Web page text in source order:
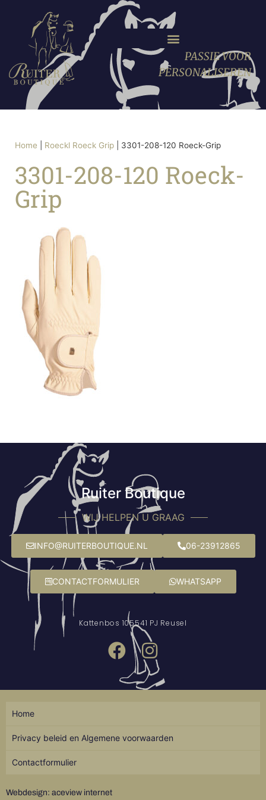
PASSIE VOOR
PERSONALISEREN
Home Roeckl Roeck Grip 3301-208-120 Roeck-Grip
3301-208-120 Roeck-
Grip
Ruiter Boutique
WIJ HELPEN U GRAAG
INFO@RUITERBOUTIQUE.NL 06-23912865
CONTACTFORMULIER WHATSAPP
Kattenbos 105541 PJ Reusel
Webdesign: aceview internet
Home
Privacy beleid en Algemene voorwaarden
Contactformulier